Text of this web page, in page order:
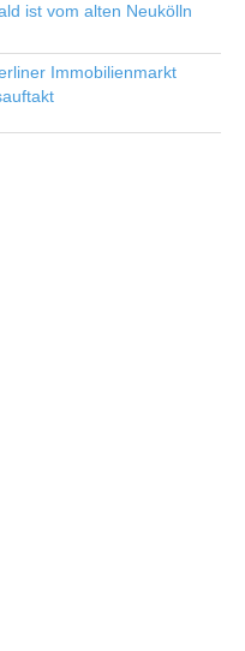
ist vom alten Neukölln
Immobilienmarkt